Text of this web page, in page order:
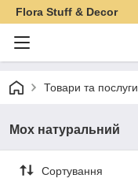
Flora Stuff & Decor
Товари та послуги
Мох натуральний
Сортування